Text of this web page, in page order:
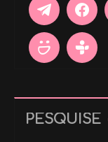
PESQUISE